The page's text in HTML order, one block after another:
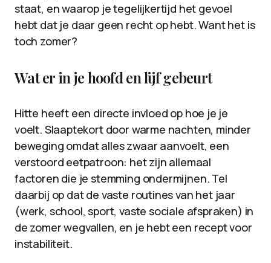
staat, en waarop je tegelijkertijd het gevoel
hebt dat je daar geen recht op hebt. Want het is
toch zomer?
Wat er in je hoofd en lijf gebeurt
Hitte heeft een directe invloed op hoe je je
voelt. Slaaptekort door warme nachten, minder
beweging omdat alles zwaar aanvoelt, een
verstoord eetpatroon: het zijn allemaal
factoren die je stemming ondermijnen. Tel
daarbij op dat de vaste routines van het jaar
(werk, school, sport, vaste sociale afspraken) in
de zomer wegvallen, en je hebt een recept voor
instabiliteit.